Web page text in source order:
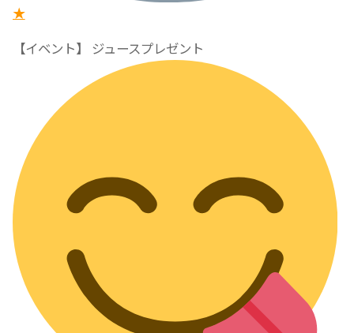
★
【イベント】 ジュースプレゼント